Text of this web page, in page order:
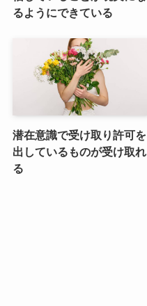
るようにできている
潜在意識で受け取り許可を
出しているものが受け取れ
る